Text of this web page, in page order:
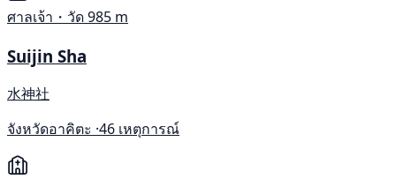
ศาลเจ้า・วัด985 m
Suijin Sha
水神社
จังหวัดอาคิตะ ·46 เหตุการณ์